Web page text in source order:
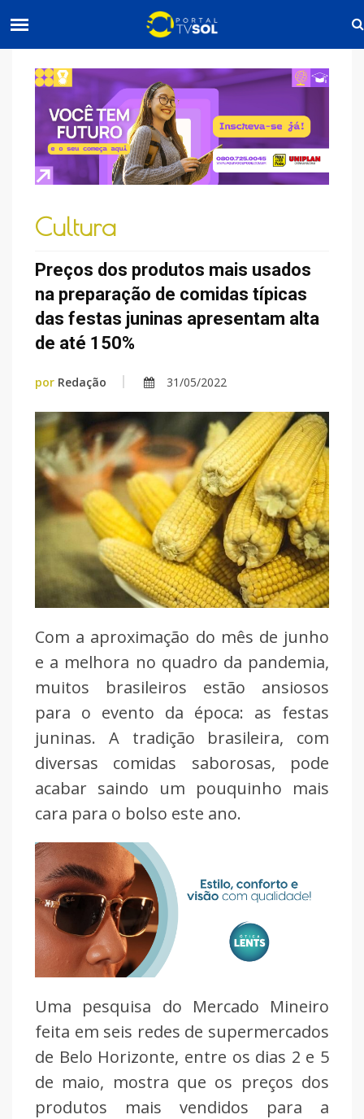
Cultura
Preços dos produtos mais usados
na preparação de comidas típicas
das festas juninas apresentam alta
de até 150%
por Redação 31/05/2022
Com a aproximação do mês de junho
e a melhora no quadro da pandemia,
muitos brasileiros estão ansiosos
para o evento da época: as festas
juninas. A tradição brasileira, com
diversas comidas saborosas, pode
acabar saindo um pouquinho mais
cara para o bolso este ano.
Uma pesquisa do Mercado Mineiro
feita em seis redes de supermercados
de Belo Horizonte, entre os dias 2 e 5
de maio, mostra que os preços dos
produtos mais vendidos para a